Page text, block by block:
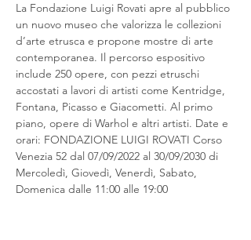
La Fondazione Luigi Rovati apre al pubblico
un nuovo museo che valorizza le collezioni
d’arte etrusca e propone mostre di arte
contemporanea. Il percorso espositivo
include 250 opere, con pezzi etruschi
accostati a lavori di artisti come Kentridge,
Fontana, Picasso e Giacometti. Al primo
piano, opere di Warhol e altri artisti. Date e
orari: FONDAZIONE LUIGI ROVATI Corso
Venezia 52 dal 07/09/2022 al 30/09/2030 di
Mercoledì, Giovedì, Venerdì, Sabato,
Domenica dalle 11:00 alle 19:00